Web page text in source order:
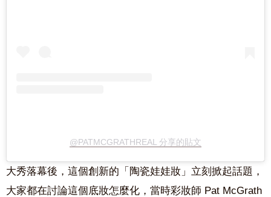
@PATMCGRATHREAL 分享的貼文
大秀落幕後，這個創新的「陶瓷娃娃妝」立刻掀起話題，
大家都在討論這個底妝怎麼化，當時彩妝師 Pat McGrath